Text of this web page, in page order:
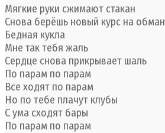
Мягкие руки сжимают стакан
Снова берёшь новый курс на обман
Бедная кукла
Мне так тебя жаль
Сердце снова прикрывает шаль
По парам по парам
Все ходят по парам
Но по тебе плачут клубы
С ума сходят бары
По парам по парам